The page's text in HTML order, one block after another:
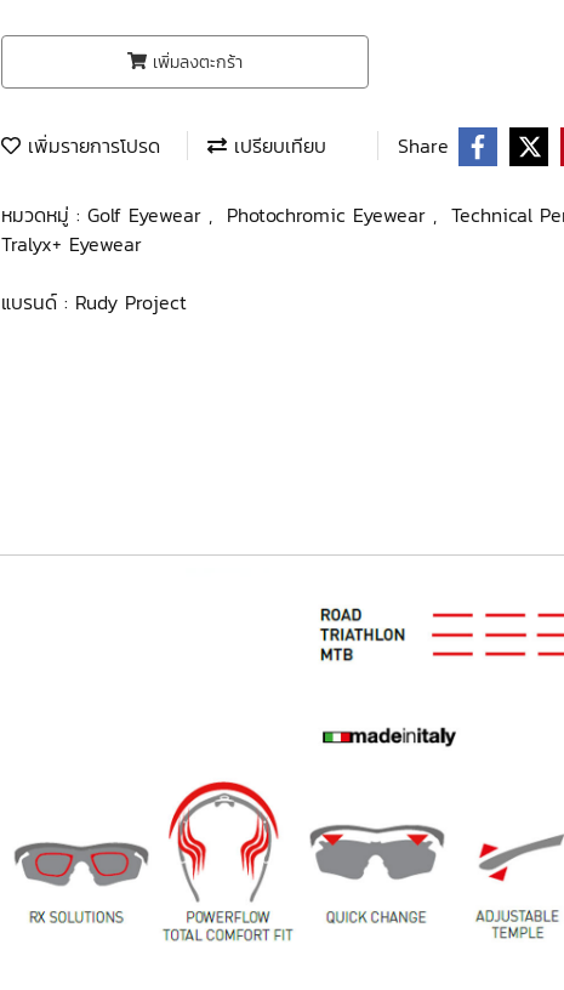
เพิ่มลงตะกร้า
เพิ่มรายการโปรด เปรียบเทียบ Share
หมวดหมู่ : Golf Eyewear , Photochromic Eyewear , Technical
Tralyx+ Eyewear
แบรนด์ : Rudy Project